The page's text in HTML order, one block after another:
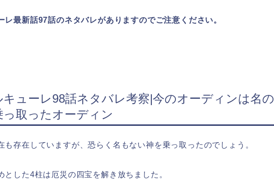
レ最新話97話のネタバレがありますのでご注意ください。
ューレ98話ネタバレ考察|今のオーディンは名の
取ったオーディン
も存在していますが、恐らく名もない神を乗っ取ったのでしょう。
とした4柱は厄災の四宝を解き放ちました。